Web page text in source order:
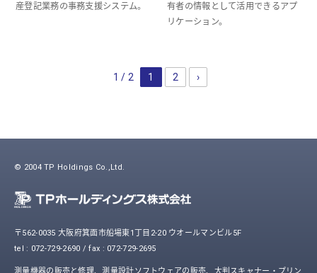
産登記業務の事務支援システム。
有者の情報として活用できるアプ
リケーション。
1 / 2 1 2 ›
© 2004 TP Holdings Co.,Ltd.
〒562-0035 大阪府箕面市船場東1丁目2-20 ウオールマンビル5F
tel : 072-729-2690 / fax : 072-729-2695
測量機器の販売と修理、測量設計ソフトウェアの販売、大判スキャナー・プリン